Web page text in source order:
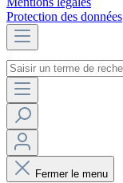
Protection des données
Fermer le menu